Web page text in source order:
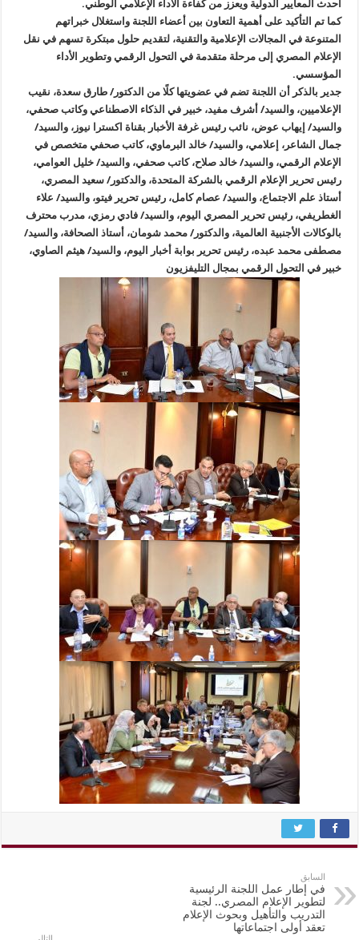
أحدث المعايير الدولية ويعزز من كفاءة الأداء الإعلامي الوطني.
كما تم التأكيد على أهمية التعاون بين أعضاء اللجنة واستغلال خبراتهم
المتنوعة في المجالات الإعلامية والتقنية، لتقديم حلول مبتكرة تسهم في نقل
الإعلام المصري إلى مرحلة متقدمة في التحول الرقمي وتطوير الأداء
المؤسسي.
جدير بالذكر أن اللجنة تضم في عضويتها كلًا من الدكتور/ طارق سعدة، نقيب
الإعلاميين، والسيد/ أشرف مفيد، خبير في الذكاء الاصطناعي وكاتب صحفي،
والسيد/ إيهاب عوض، نائب رئيس غرفة الأخبار بقناة اكسترا نيوز، والسيد/
جمال الشاعر، إعلامي، والسيد/ خالد البرماوي، كاتب صحفي متخصص في
الإعلام الرقمي، والسيد/ خالد صلاح، كاتب صحفي، والسيد/ خليل العوامي،
رئيس تحرير الإعلام الرقمي بالشركة المتحدة، والدكتور/ سعيد المصري،
أستاذ علم الاجتماع، والسيد/ عصام كامل، رئيس تحرير فيتو، والسيد/ علاء
الغطريفي، رئيس تحرير المصري اليوم، والسيد/ فادي رمزي، مدرب محترف
بالوكالات الأجنبية العالمية، والدكتور/ محمد شومان، أستاذ الصحافة، والسيد/
مصطفى محمد عبده، رئيس تحرير بوابة أخبار اليوم، والسيد/ هيثم الصاوي،
خبير في التحول الرقمي بمجال التليفزيون
السابق
في إطار عمل اللجنة الرئيسية
لتطوير الإعلام المصري.. لجنة
التدريب والتأهيل وبحوث الإعلام
تعقد أولى اجتماعاتها